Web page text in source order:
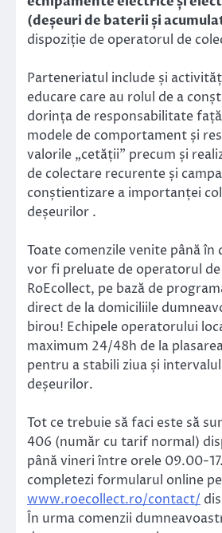
(deșeuri de baterii și
dispoziție de operatorul de
Parteneriatul include și
educare care au rolul de a
dorința de responsabilitate
modele de comportament și
valorile „cetății” precum și
de colectare recurente și
conștientizare a importanței
deșeurilor .
Toate comenzile venite până în
vor fi preluate de operatorul
RoEcollect, pe bază de
direct de la domiciliile
birou! Echipele operatorului
maximum 24/48h de la
pentru a stabili ziua și
deșeurilor.
Tot ce trebuie să faci este să
406 (număr cu tarif normal)
până vineri între orele 09.00-
completezi formularul online pe
www.roecollect.ro/contact/
În urma comenzii